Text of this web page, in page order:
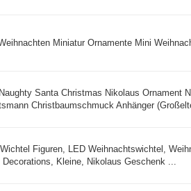
Miniatur Ornamente Mini
Santa Christmas Nikolaus Ornament
Christbaumschmuck Anhänger
Figuren, LED Weihnachtswichtel,
Decorations, Kleine, Nikolaus Geschenk ...